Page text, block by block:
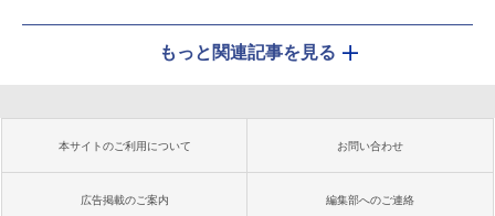
もっと関連記事を見る
本サイトのご利用について お問い合わせ
広告掲載のご案内 編集部へのご連絡